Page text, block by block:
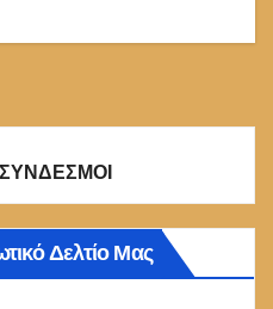
Δελτίο Μας